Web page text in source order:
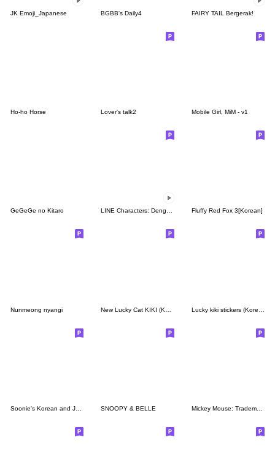
JK Emoji_Japanese BGBB's Daily4 FAIRY TAIL Bergerak!
Ho-ho Horse Lover's talk2 Mobile Girl, MiM - v1
GeGeGe no Kitaro LINE Characters: Dengan Penuh Cinta Fluffy Red Fox 3[Korean]
Nunmeong nyangi
SNOOPY & BELLE Mickey Mouse: Trademark Smile